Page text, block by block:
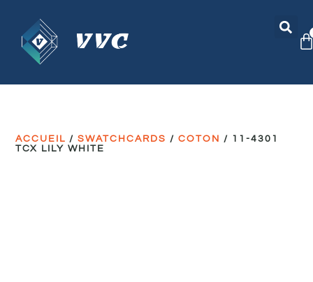
ACCUEIL /SWATCHCARDS /COTON / 11-4301
TCX LILY WHITE